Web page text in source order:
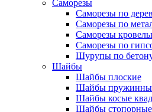
Саморезы
Саморезы по
Саморезы по
Саморезы
Саморезы по
Шурупы по
Шайбы
Шайбы плоские
Шайбы
Шайбы косые
Шайбы стопорные